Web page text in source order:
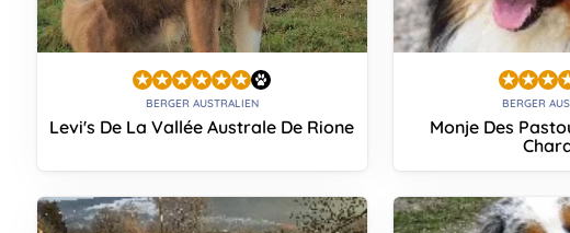
BERGER AUSTRALIEN
Levi's De La Vallée Australe De Rione
BERGER
Monje Des